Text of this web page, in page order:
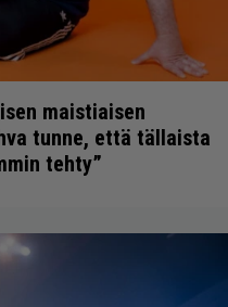
maistiaisen
tunne, että tällaista
tehty”